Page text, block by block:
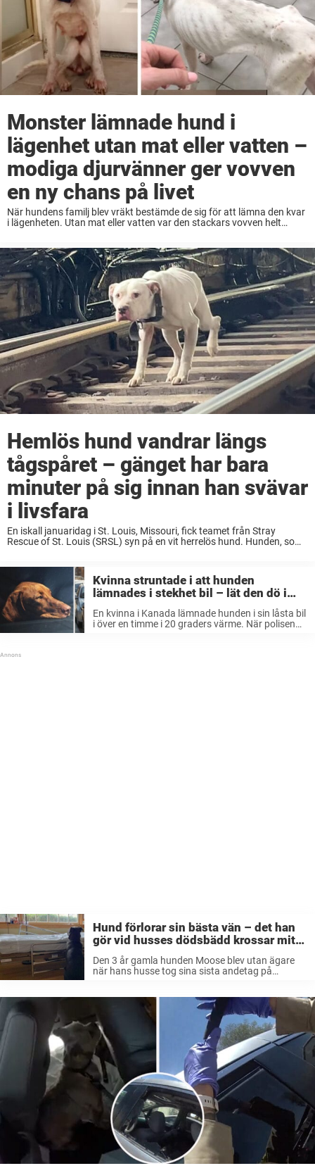
Monster lämnade hund i
lägenhet utan mat eller vatten –
modiga djurvänner ger vovven
en ny chans på livet
När hundens familj blev vräkt bestämde de sig för att lämna den kvar
i lägenheten. Utan mat eller vatten var den stackars vovven helt
Hemlös hund vandrar längs
tågspåret – gänget har bara
minuter på sig innan han svävar
i livsfara
En iskall januaridag i St. Louis, Missouri, fick teamet från Stray
Rescue of St. Louis (SRSL) syn på en vit herrelös hund. Hunden, som
Kvinna struntade i att hunden
lämnades i stekhet bil – lät den dö i
ensamhet
En kvinna i Kanada lämnade hunden i sin låsta bil
i över en timme i 20 graders värme. När polisen
Hund förlorar sin bästa vän – det han
gör vid husses dödsbädd krossar mitt
hjärta
Den 3 år gamla hunden Moose blev utan ägare
när hans husse tog sina sista andetag på
sjukhussängen, något som ...